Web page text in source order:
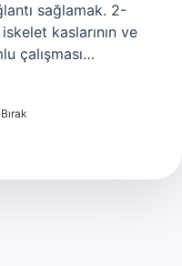
sağlamak. 2-
kaslarının ve
çalışması…